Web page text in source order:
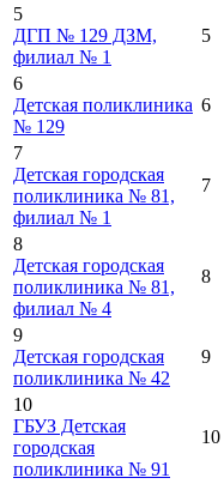
5
ДГП № 129 ДЗМ,
филиал № 1
5
6
Детская поликлиника
№ 129
6
7
Детская городская
поликлиника № 81,
филиал № 1
7
8
Детская городская
поликлиника № 81,
филиал № 4
8
9
Детская городская
поликлиника № 42
9
10
ГБУЗ Детская
городская
поликлиника № 91
10